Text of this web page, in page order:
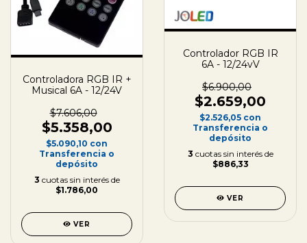
Controladora RGB IR +
Musical 6A - 12/24V
$7.606,00
$5.358,00
$5.090,10 con
Transferencia o
depósito
3 cuotas sin interés de
$1.786,00
VER
Controlador RGB IR
6A - 12/24vV
$6.900,00
$2.659,00
$2.526,05 con
Transferencia o
depósito
3 cuotas sin interés de
$886,33
VER